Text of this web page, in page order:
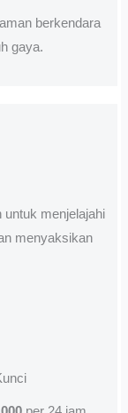
berkendara
gaya.
untuk menjelajahi
menyaksikan